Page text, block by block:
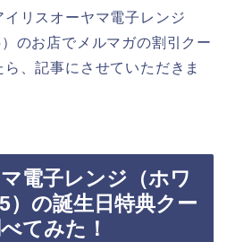
リスオーヤマ電子レンジ
のお店でメルマガの割引クー
、記事にさせていただきま
電子レンジ（ホワ
）の誕生日特典クー
てみた！